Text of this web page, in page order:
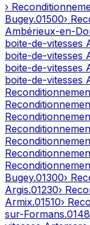
›
Bugey.01500›
Ambérieux-en-
boite-de-vitesses
boite-de-vitesses
boite-de-vitesses
boite-de-vitesses
Bugey.01300›
Argis.01230›
Armix.01510›
sur-Formans.